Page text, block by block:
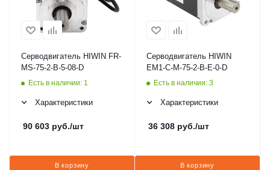
Серводвигатель HIWIN FR-
MS-75-2-B-5-08-D
Есть в наличии: 1
Характеристики
90 603 руб./шт
В корзину
Серводвигатель HIWIN
EM1-C-M-75-2-B-E-0-D
Есть в наличии: 3
Характеристики
36 308 руб./шт
В корзину